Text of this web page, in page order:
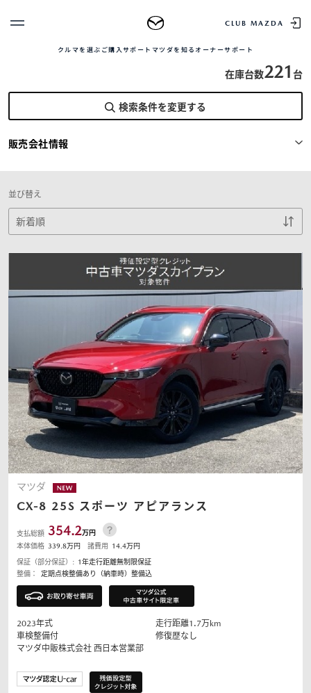
CLUB MAZDA
クルマを選ぶ ご購入サポート マツダを知る オーナーサポート
MAZDAのSUV比較
クルマ購入ガイド
カンタン見積り
販売店検索
試乗車検索
マツダを知る
オーナーサポート
中古車
リコール情報
お問合せ/FAQ
ニュースルーム
企業・IR・採用
ログイン
新規会員登録
CLUB MAZDAとは
登録情報の変更
マツダ中販株式会社
在庫台数221 台
検索条件を変更する
販売会社情報
並び替え
マツダ
CX-8 25S スポーツ アピアランス
支払総額 354.2万円
本体価格 339.8万円 諸費用 14.4万円
保証（部分保証）: 1年走行距離無制限保証
整備：
定期点検整備あり（納車時）整備込
2023年式 走行距離1.7万km
車検整備付
修復歴なし
マツダ中販株式会社 西日本営業部